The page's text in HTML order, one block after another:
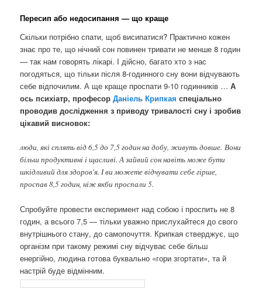
Пересип або недосипання — що краще
Скільки потрібно спати, щоб висипатися? Практично кожен
знає про те, що нічний сон повинен тривати не менше 8 годин
— так нам говорять лікарі. І дійсно, багато хто з нас
погодяться, що тільки після 8-годинного сну вони відчувають
себе відпочилим. А ще краще проспати 9-10 годинників …А
ось психіатр, професорДаніель Крипкаяспеціально
проводив дослідження з приводу тривалості сну і зробив
цікавий висновок:
люди, які сплять від 6,5 до 7,5 годин на добу, живуть довше. Вони
більш продуктивні і щасливі. А зайвий сон навіть може бути
шкідливий для здоров'я. І ви можете відчувати себе гірше,
проспав 8,5 годин, ніж якби проспали 5.
Спробуйте провести експеримент над собою і проспить не 8
годин, а всього 7,5 — тільки уважно прислухайтеся до свого
внутрішнього стану, до самопочуття. Крипкая стверджує, що
організм при такому режимі сну відчуває себе більш
енергійно, людина готова буквально «гори згортати», та й
настрій буде відмінним.